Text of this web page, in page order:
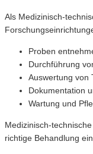
Als Medizinisch-
Proben
Durchführung
Auswertung von
Dokumentation
Wartung und
Medizinisch-
richtige Behandlung